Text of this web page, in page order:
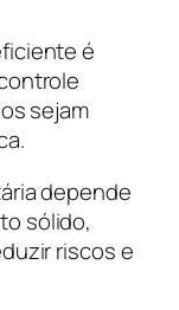
é
sejam
depende
sólido,
riscos e